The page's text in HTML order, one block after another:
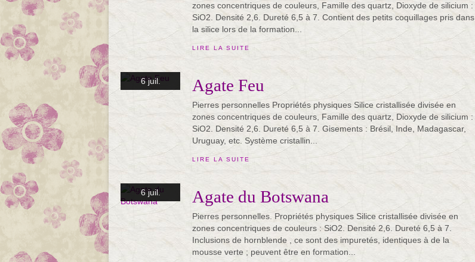
zones concentriques de couleurs, Famille des quartz, Dioxyde de silicium :
SiO2. Densité 2,6. Dureté 6,5 à 7. Contient des petits coquillages pris dans
la silice lors de la formation...
LIRE LA SUITE
6 juil. Agate Feu
Pierres personnelles Propriétés physiques Silice cristallisée divisée en
zones concentriques de couleurs, Famille des quartz, Dioxyde de silicium :
SiO2. Densité 2,6. Dureté 6,5 à 7. Gisements : Brésil, Inde, Madagascar,
Uruguay, etc. Système cristallin...
LIRE LA SUITE
6 juil. Agate du Botswana
Pierres personnelles. Propriétés physiques Silice cristallisée divisée en
zones concentriques de couleurs : SiO2. Densité 2,6. Dureté 6,5 à 7.
Inclusions de hornblende , ce sont des impuretés, identiques à de la
mousse verte ; peuvent être en formation...